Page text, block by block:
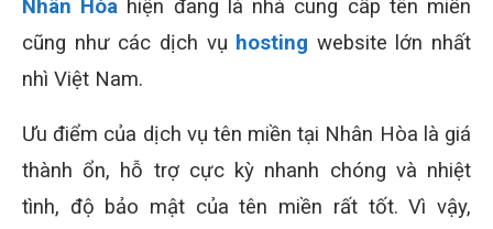
Nhân Hòa hiện đang là nhà cung cấp tên miền
cũng như các dịch vụ hosting website lớn nhất
nhì Việt Nam.
Ưu điểm của dịch vụ tên miền tại Nhân Hòa là giá
thành ổn, hỗ trợ cực kỳ nhanh chóng và nhiệt
tình, độ bảo mật của tên miền rất tốt. Vì vậy,